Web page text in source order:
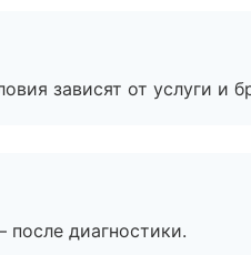
зависят от услуги и
диагностики.